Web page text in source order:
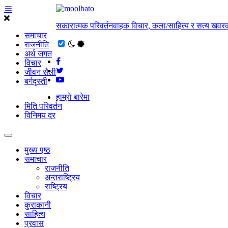
समाचार
राजनीति
अर्थ जगत
विचार
जीवन सैली
बर्गदृस्ती
सकारात्मक परिवर्तनवाहक विचार, कला/साहित्य र सत्य
हाम्राे बारेमा
मिति परिवर्तन
विनिमय दर
मुख्य पृष्ठ
समाचार
राजनीति
अन्तराष्ट्रिय
राष्ट्रिय
विचार
कुराकानी
साहित्य
प्रवास